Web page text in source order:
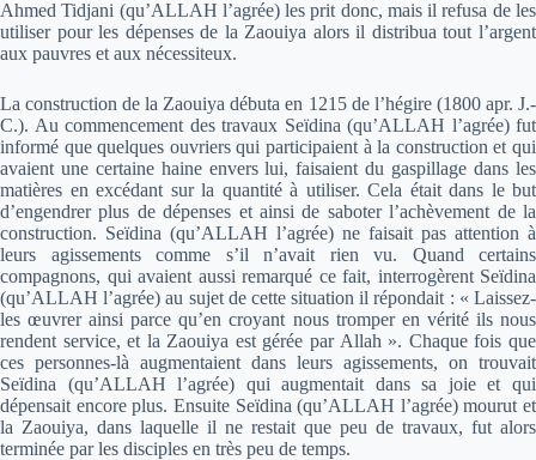
Ahmed Tidjani (qu’ALLAH l’agrée) les prit donc, mais il refusa de les
utiliser pour les dépenses de la Zaouiya alors il distribua tout l’argent
aux pauvres et aux nécessiteux.
La construction de la Zaouiya débuta en 1215 de l’hégire (1800 apr. J.-
C.). Au commencement des travaux Seïdina (qu’ALLAH l’agrée) fut
informé que quelques ouvriers qui participaient à la construction et qui
avaient une certaine haine envers lui, faisaient du gaspillage dans les
matières en excédant sur la quantité à utiliser. Cela était dans le but
d’engendrer plus de dépenses et ainsi de saboter l’achèvement de la
construction. Seïdina (qu’ALLAH l’agrée) ne faisait pas attention à
leurs agissements comme s’il n’avait rien vu. Quand certains
compagnons, qui avaient aussi remarqué ce fait, interrogèrent Seïdina
(qu’ALLAH l’agrée) au sujet de cette situation il répondait : « Laissez-
les œuvrer ainsi parce qu’en croyant nous tromper en vérité ils nous
rendent service, et la Zaouiya est gérée par Allah ». Chaque fois que
ces personnes-là augmentaient dans leurs agissements, on trouvait
Seïdina (qu’ALLAH l’agrée) qui augmentait dans sa joie et qui
dépensait encore plus. Ensuite Seïdina (qu’ALLAH l’agrée) mourut et
la Zaouiya, dans laquelle il ne restait que peu de travaux, fut alors
terminée par les disciples en très peu de temps.